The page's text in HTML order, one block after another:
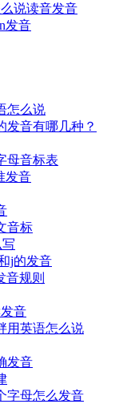
说读音发音
发音
怎么说
发音有哪几种？
母音标表
发音
音标
j的发音
音规则
音
用英语怎么说
发音
字母怎么发音